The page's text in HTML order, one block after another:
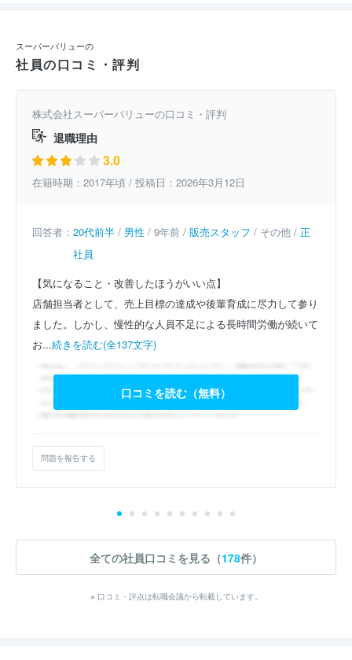
スーパーバリューの
社員の口コミ・評判
株式会社スーパーバリューの口コミ・評判
退職理由
3.0
在籍時期：2017年頃 / 投稿日：2026年3月12日
回答者： 20代前半 / 男性 / 9年前 / 販売スタッフ / その他 / 正
社員
【気になること・改善したほうがいい点】
店舗担当者として、売上目標の達成や後輩育成に尽力して参り
ました。しかし、慢性的な人員不足による長時間労働が続いて
お...続きを読む(全137文字)
口コミを読む（無料）
問題を報告する
全ての社員口コミを見る（178件）
※ 口コミ・評点は転職会議から転載しています。